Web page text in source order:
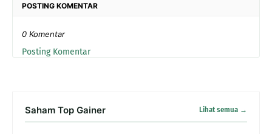
POSTING KOMENTAR
0 Komentar
Posting Komentar
Saham Top Gainer Lihat semua →